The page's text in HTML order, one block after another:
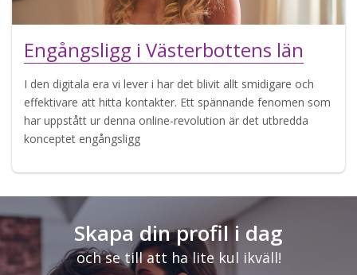
Engångsligg i Västerbottens län
I den digitala era vi lever i har det blivit allt smidigare och
effektivare att hitta kontakter. Ett spännande fenomen som
har uppstått ur denna online-revolution är det utbredda
konceptet engångsligg
Skapa din profil i dag
och se till att ha lite kul ikväll!